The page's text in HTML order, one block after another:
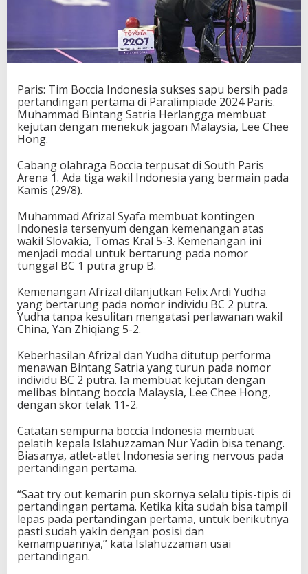
a
p
u
B
e
i
h
K
e
n
a
a
n
d
i
P
r
a
l
p
i
a
d
0
2
4
r
i
s
Paris: Tim Boccia Indonesia sukses sapu bersih pada
pertandingan pertama di Paralimpiade 2024 Paris.
Muhammad Bintang Satria Herlangga membuat
kejutan dengan menekuk jagoan Malaysia, Lee Chee
Hong.
Cabang olahraga Boccia terpusat di South Paris
Arena 1. Ada tiga wakil Indonesia yang bermain pada
Kamis (29/8).
Muhammad Afrizal Syafa membuat kontingen
Indonesia tersenyum dengan kemenangan atas
wakil Slovakia, Tomas Kral 5-3. Kemenangan ini
menjadi modal untuk bertarung pada nomor
tunggal BC 1 putra grup B.
Kemenangan Afrizal dilanjutkan Felix Ardi Yudha
yang bertarung pada nomor individu BC 2 putra.
Yudha tanpa kesulitan mengatasi perlawanan wakil
China, Yan Zhiqiang 5-2.
Keberhasilan Afrizal dan Yudha ditutup performa
menawan Bintang Satria yang turun pada nomor
individu BC 2 putra. Ia membuat kejutan dengan
melibas bintang boccia Malaysia, Lee Chee Hong,
dengan skor telak 11-2.
Catatan sempurna boccia Indonesia membuat
pelatih kepala Islahuzzaman Nur Yadin bisa tenang.
Biasanya, atlet-atlet Indonesia sering nervous pada
pertandingan pertama.
“Saat try out kemarin pun skornya selalu tipis-tipis di
pertandingan pertama. Ketika kita sudah bisa tampil
lepas pada pertandingan pertama, untuk berikutnya
pasti sudah yakin dengan posisi dan
kemampuannya,” kata Islahuzzaman usai
pertandingan.